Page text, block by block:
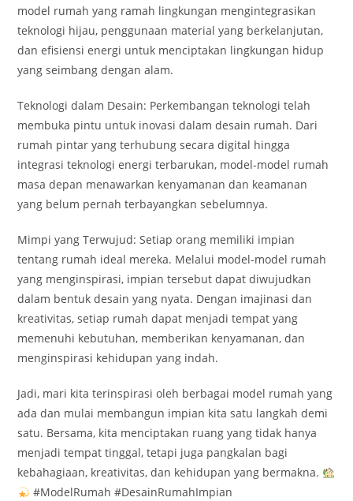
model rumah yang ramah lingkungan mengintegrasikan
teknologi hijau, penggunaan material yang berkelanjutan,
dan efisiensi energi untuk menciptakan lingkungan hidup
yang seimbang dengan alam.
Teknologi dalam Desain: Perkembangan teknologi telah
membuka pintu untuk inovasi dalam desain rumah. Dari
rumah pintar yang terhubung secara digital hingga
integrasi teknologi energi terbarukan, model-model rumah
masa depan menawarkan kenyamanan dan keamanan
yang belum pernah terbayangkan sebelumnya.
Mimpi yang Terwujud: Setiap orang memiliki impian
tentang rumah ideal mereka. Melalui model-model rumah
yang menginspirasi, impian tersebut dapat diwujudkan
dalam bentuk desain yang nyata. Dengan imajinasi dan
kreativitas, setiap rumah dapat menjadi tempat yang
memenuhi kebutuhan, memberikan kenyamanan, dan
menginspirasi kehidupan yang indah.
Jadi, mari kita terinspirasi oleh berbagai model rumah yang
ada dan mulai membangun impian kita satu langkah demi
satu. Bersama, kita menciptakan ruang yang tidak hanya
menjadi tempat tinggal, tetapi juga pangkalan bagi
kebahagiaan, kreativitas, dan kehidupan yang bermakna.
#ModelRumah #DesainRumahImpian